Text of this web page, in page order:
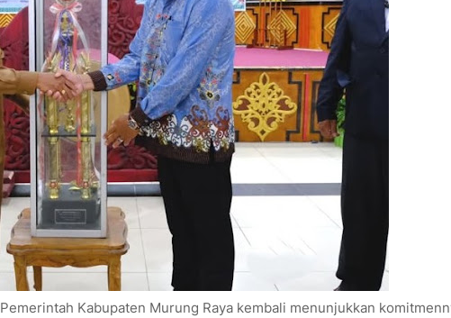
Pemerintah Kabupaten Murung Raya kembali menunjukkan